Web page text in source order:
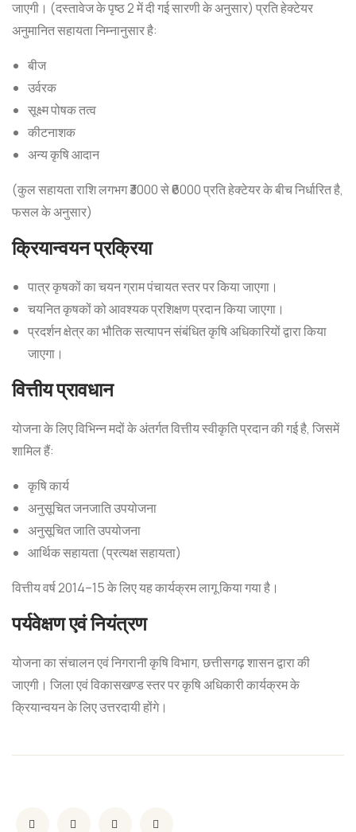
जाएगी। (दस्तावेज के पृष्ठ 2 में दी गई सारणी के अनुसार) प्रति हेक्टेयर
अनुमानित सहायता निम्नानुसार है:
बीज
उर्वरक
सूक्ष्म पोषक तत्व
कीटनाशक
अन्य कृषि आदान
(कुल सहायता राशि लगभग ₹3000 से ₹6000 प्रति हेक्टेयर के बीच निर्धारित है,
फसल के अनुसार)
क्रियान्वयन प्रक्रिया
पात्र कृषकों का चयन ग्राम पंचायत स्तर पर किया जाएगा।
चयनित कृषकों को आवश्यक प्रशिक्षण प्रदान किया जाएगा।
प्रदर्शन क्षेत्र का भौतिक सत्यापन संबंधित कृषि अधिकारियों द्वारा किया
जाएगा।
वित्तीय प्रावधान
योजना के लिए विभिन्न मदों के अंतर्गत वित्तीय स्वीकृति प्रदान की गई है, जिसमें
शामिल हैं:
कृषि कार्य
अनुसूचित जनजाति उपयोजना
अनुसूचित जाति उपयोजना
आर्थिक सहायता (प्रत्यक्ष सहायता)
वित्तीय वर्ष 2014–15 के लिए यह कार्यक्रम लागू किया गया है।
पर्यवेक्षण एवं नियंत्रण
योजना का संचालन एवं निगरानी कृषि विभाग, छत्तीसगढ़ शासन द्वारा की
जाएगी। जिला एवं विकासखण्ड स्तर पर कृषि अधिकारी कार्यक्रम के
क्रियान्वयन के लिए उत्तरदायी होंगे।